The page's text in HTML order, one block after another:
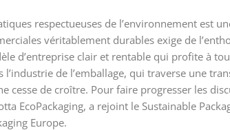
respectueuses de l’environnement est
véritablement durables exige de
d’entreprise clair et rentable qui profite à
de l’emballage, qui traverse une
cesse de croître. Pour faire progresser les
EcoPackaging, a rejoint le Sustainable
Europe.